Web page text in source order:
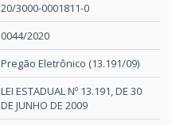
20/3000-0001811-0
0044/2020
Pregão Eletrônico (13.191/09)
LEI ESTADUAL Nº 13.191, DE 30
DE JUNHO DE 2009